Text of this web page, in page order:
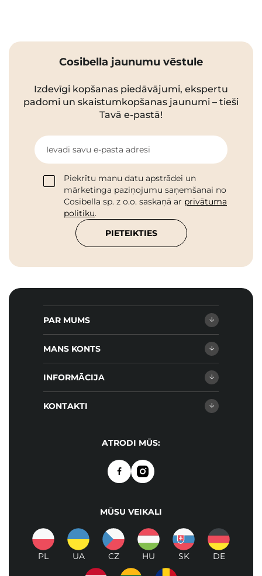
Cosibella jaunumu vēstule
Izdevīgi kopšanas piedāvājumi, ekspertu
padomi un skaistumkopšanas jaunumi – tieši
Tavā e-pastā!
Ievadi savu e-pasta adresi
Piekrītu manu datu apstrādei un
mārketinga paziņojumu saņemšanai no
Cosibella sp. z o.o. saskaņā ar privātuma
politiku.
PIETEIKTIES
PAR MUMS
MANS KONTS
INFORMĀCIJA
KONTAKTI
ATRODI MŪS:
MŪSU VEIKALI
PL UA CZ HU SK DE